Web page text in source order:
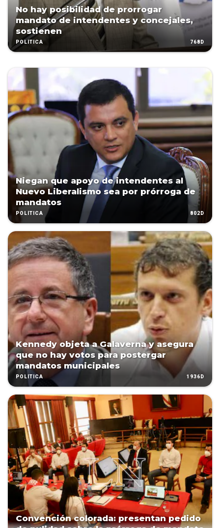
No hay posibilidad de prorrogar
mandato de intendentes y concejales,
sostienen
POLÍTICA 768D
Niegan que apoyo de intendentes al
Nuevo Liberalismo sea por prórroga de
mandatos
POLÍTICA 802D
Kennedy objeta a Galaverna y asegura
que no hay votos para postergar
mandatos municipales
POLÍTICA 1936D
Convención colorada: presentan pedido